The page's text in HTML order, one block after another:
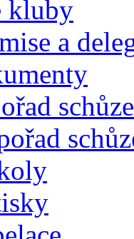
kluby
a
schůze